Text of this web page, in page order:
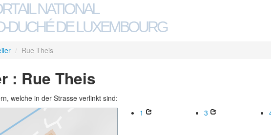
NATIONAL
DUCHÉ DE LUXEMBOURG
/ Rue Theis
: Rue Theis
welche in der Strasse verlinkt sind:
1 3